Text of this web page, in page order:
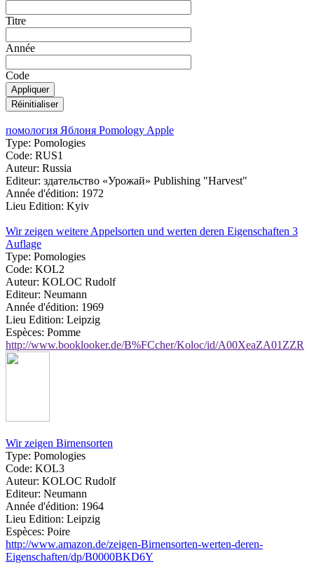
Titre
Année
Code
помология Яблоня Pomology Apple
Type: Pomologies
Code: RUS1
Auteur: Russia
Editeur: здательство «Урожай» Publishing "Harvest"
Année d'édition: 1972
Lieu Edition: Kyiv
Wir zeigen weitere Appelsorten und werten deren Eigenschaften 3
Auflage
Type: Pomologies
Code: KOL2
Auteur: KOLOC Rudolf
Editeur: Neumann
Année d'édition: 1969
Lieu Edition: Leipzig
Espèces: Pomme
http://www.booklooker.de/B%FCcher/Koloc/id/A00XeaZA01ZZR
Wir zeigen Birnensorten
Type: Pomologies
Code: KOL3
Auteur: KOLOC Rudolf
Editeur: Neumann
Année d'édition: 1964
Lieu Edition: Leipzig
Espèces: Poire
http://www.amazon.de/zeigen-Birnensorten-werten-deren-
Eigenschaften/dp/B0000BKD6Y